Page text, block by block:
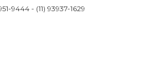
9444 - (11) 93937-1629